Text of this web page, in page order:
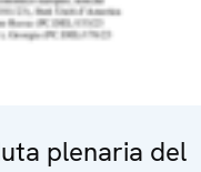
plenaria del